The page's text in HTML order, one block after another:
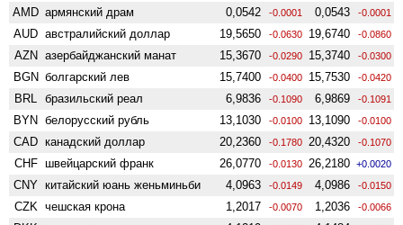
AMD армянский драм 0,0542 -0.0001 0,0543 -0.0001
AUD австралийский доллар 19,5650 -0.0630 19,6740 -0.0860
AZN азербайджанский манат 15,3670 -0.0290 15,3740 -0.0300
BGN болгарский лев 15,7400 -0.0400 15,7530 -0.0420
BRL бразильский реал 6,9836 -0.1090 6,9869 -0.1091
BYN белорусский рубль 13,1030 -0.0100 13,1090 -0.0100
CAD канадский доллар 20,2360 -0.1780 20,4320 -0.1070
CHF швейцарский франк 26,0770 -0.0130 26,2180 +0.0020
CNY китайский юань женьминьби 4,0963 -0.0149 4,0986 -0.0150
CZK чешская крона 1,2017 -0.0070 1,2036 -0.0066